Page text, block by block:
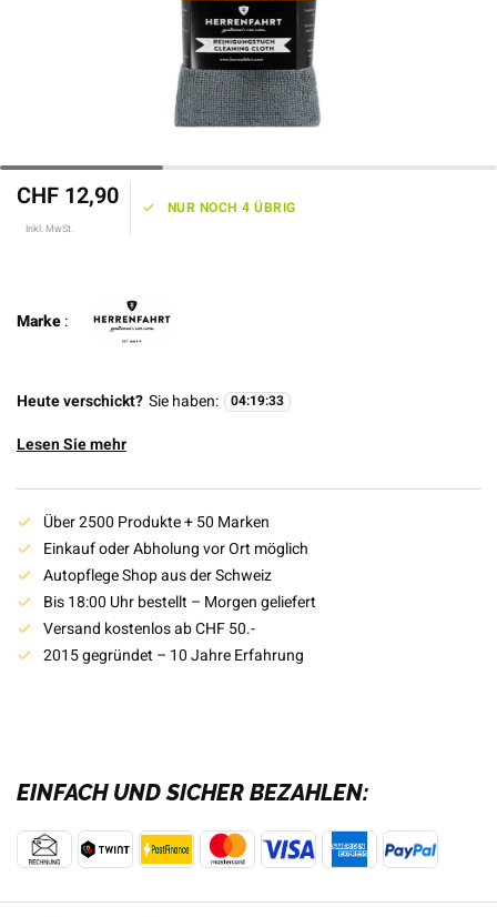
CHF 12,90
Inkl. MwSt.
NUR NOCH 4 ÜBRIG
Marke:
Heute verschickt? Sie haben: 04:19:33
Lesen Sie mehr
Über 2500 Produkte + 50 Marken
Einkauf oder Abholung vor Ort möglich
Autopflege Shop aus der Schweiz
Bis 18:00 Uhr bestellt – Morgen geliefert
Versand kostenlos ab CHF 50.-
2015 gegründet – 10 Jahre Erfahrung
EINFACH UND SICHER BEZAHLEN: